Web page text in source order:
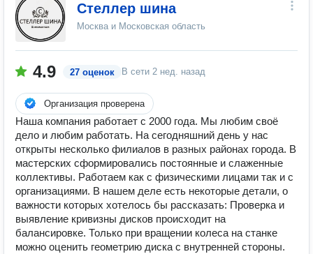
Стеллер шина
Москва и Московская область
4.9 27 оценок В сети 2 нед. назад
Организация проверена
Наша компания работает с 2000 года. Мы любим своё
дело и любим работать. На сегодняшний день у нас
открыты несколько филиалов в разных районах города. В
мастерских сформировались постоянные и слаженные
коллективы. Работаем как с физическими лицами так и с
организациями. В нашем деле есть некоторые детали, о
важности которых хотелось бы рассказать: Проверка и
выявление кривизны дисков происходит на
балансировке. Только при вращении колеса на станке
можно оценить геометрию диска с внутренней стороны.